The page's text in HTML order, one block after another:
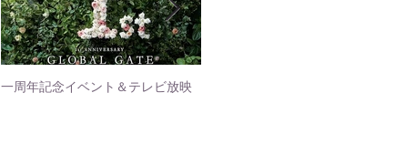
一周年記念イベント＆テレビ放映